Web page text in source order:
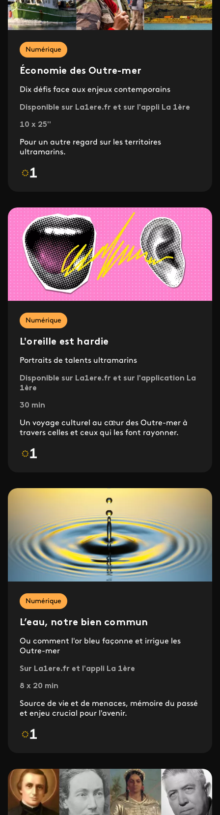
Numérique
Économie des Outre-mer
Dix défis face aux enjeux contemporains
Disponible sur La1ere.fr et sur l'appli La 1ère
10 x 25''
Pour un autre regard sur les territoires
ultramarins.
Numérique
L'oreille est hardie
Portraits de talents ultramarins
Disponible sur La1ere.fr et sur l'application La
1ère
30 min
Un voyage culturel au cœur des Outre-mer à
travers celles et ceux qui les font rayonner.
Numérique
L’eau, notre bien commun
Ou comment l'or bleu façonne et irrigue les
Outre-mer
Sur La1ere.fr et l'appli La 1ère
8 x 20 min
Source de vie et de menaces, mémoire du passé
et enjeu crucial pour l'avenir.